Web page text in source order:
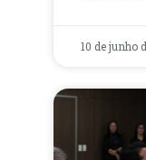
10 de junho